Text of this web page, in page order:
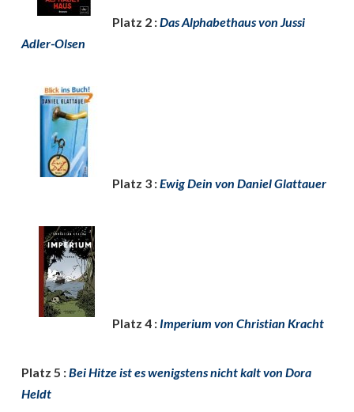
Platz 2 :Das Alphabethaus von Jussi
Adler-Olsen
Platz 3 :Ewig Dein von Daniel Glattauer
Platz 4 : Imperium von Christian Kracht
Platz 5 :Bei Hitze ist es wenigstens nicht kalt von Dora
Heldt